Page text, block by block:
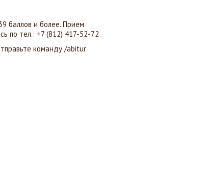
баллов и более. Прием
по тел.: +7 (812) 417-52-72
команду /abitur